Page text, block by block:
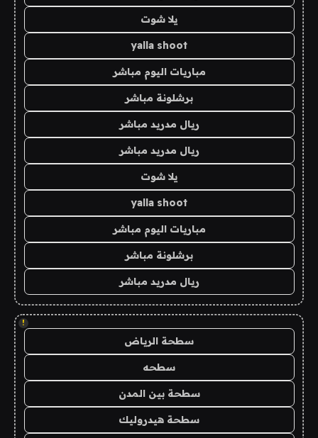
يلا شوت
yalla shoot
مباريات اليوم مباشر
برشلونة مباشر
ريال مدريد مباشر
ريال مدريد مباشر
يلا شوت
yalla shoot
مباريات اليوم مباشر
برشلونة مباشر
ريال مدريد مباشر
!
سطحة الرياض
سطحه
سطحة بين المدن
سطحة هيدروليك